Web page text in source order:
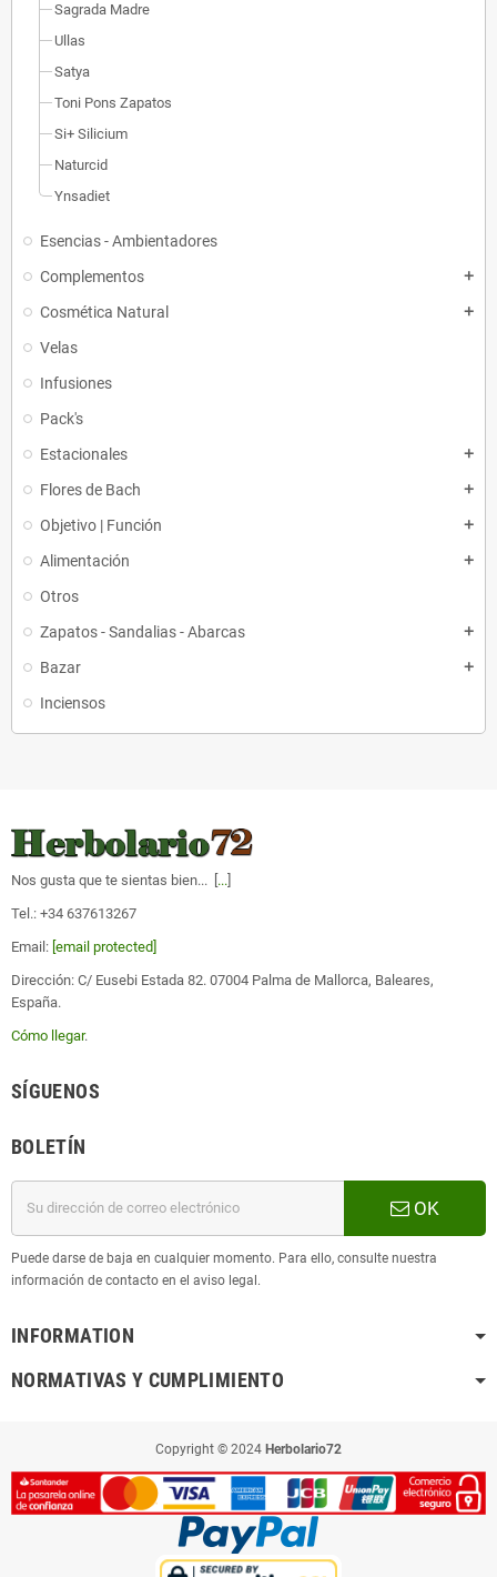
Sagrada Madre
Ullas
Satya
Toni Pons Zapatos
Si+ Silicium
Naturcid
Ynsadiet
Esencias - Ambientadores
Complementos
add
Cosmética Natural add
Velas
Infusiones
Pack's
Estacionales
add
Flores de Bach add
Objetivo | Función add
Alimentación add
Otros
Zapatos - Sandalias - Abarcas
add
Bazar add
Inciensos
Nos gusta que te sientas bien... [ ...
Tel.: +34 637613267
Email: [email protected]
Dirección: C/ Eusebi Estada 82. 07004 Palma de Mallorca, Baleares,
España.
Cómo llegar.
SÍGUENOS
BOLETÍN
OK
Puede darse de baja en cualquier momento. Para ello, consulte nuestra
información de contacto en el aviso legal.
INFORMATION
NORMATIVAS Y CUMPLIMIENTO
Copyright © 2024 Herbolario72